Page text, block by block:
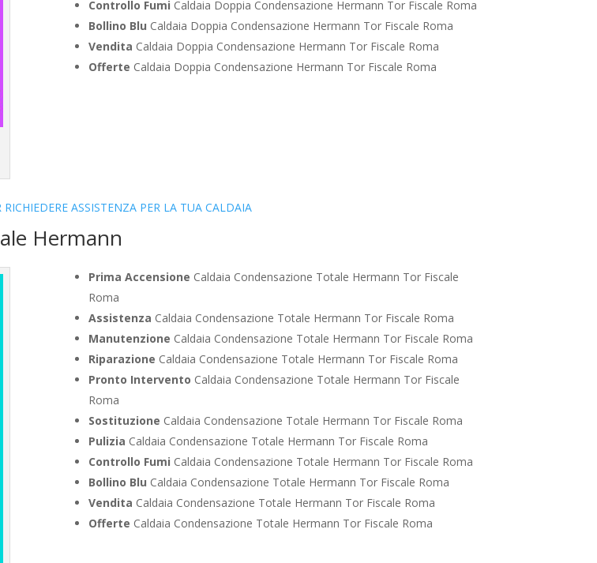
Controllo Fumi Caldaia Doppia Condensazione Hermann Tor Fiscale Roma
Bollino Blu Caldaia Doppia Condensazione Hermann Tor Fiscale Roma
Vendita Caldaia Doppia Condensazione Hermann Tor Fiscale Roma
Offerte Caldaia Doppia Condensazione Hermann Tor Fiscale Roma
ASSISTENZA PER LA TUA CALDAIA
Hermann
Prima Accensione Caldaia Condensazione Totale Hermann Tor Fiscale
Roma
Assistenza Caldaia Condensazione Totale Hermann Tor Fiscale Roma
Manutenzione Caldaia Condensazione Totale Hermann Tor Fiscale Roma
Riparazione Caldaia Condensazione Totale Hermann Tor Fiscale Roma
Pronto Intervento Caldaia Condensazione Totale Hermann Tor Fiscale
Roma
Sostituzione Caldaia Condensazione Totale Hermann Tor Fiscale Roma
Pulizia Caldaia Condensazione Totale Hermann Tor Fiscale Roma
Controllo Fumi Caldaia Condensazione Totale Hermann Tor Fiscale Roma
Bollino Blu Caldaia Condensazione Totale Hermann Tor Fiscale Roma
Vendita Caldaia Condensazione Totale Hermann Tor Fiscale Roma
Offerte Caldaia Condensazione Totale Hermann Tor Fiscale Roma